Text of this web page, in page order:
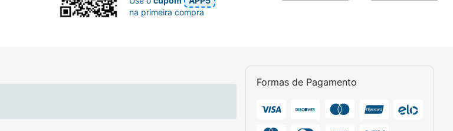
Formas de Pagamento
na primeira compra